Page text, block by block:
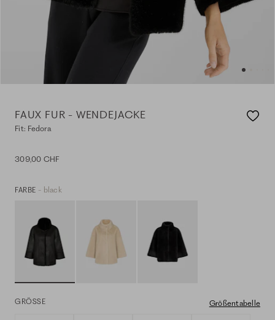
FAUX FUR - WENDEJACKE
Fit: Fedora
309,00 CHF
FARBE - black
GRÖSSE Größentabelle